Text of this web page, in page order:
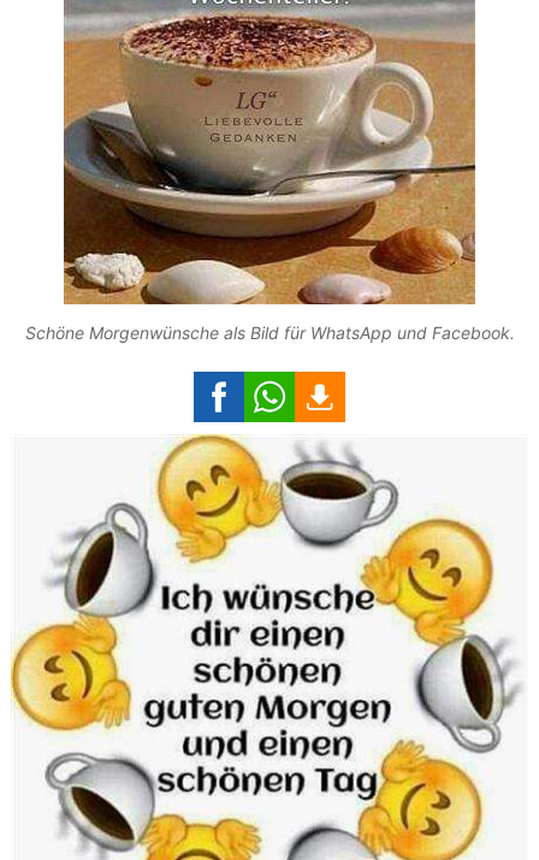
Schöne Morgenwünsche als Bild für WhatsApp und Facebook.